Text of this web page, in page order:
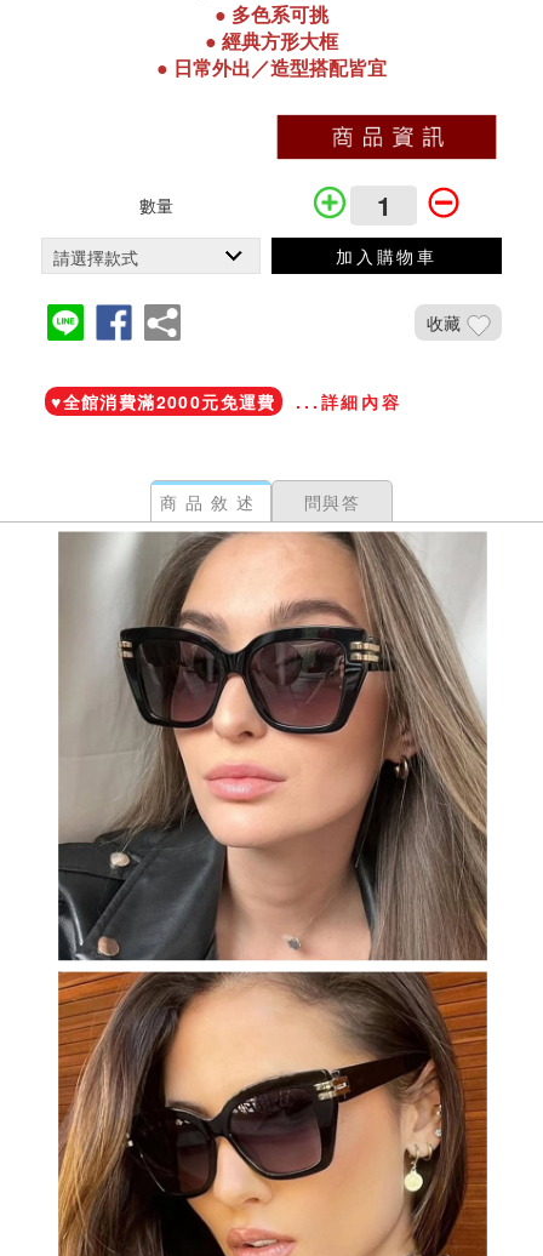
● 多色系可挑
● 經典方形大框
● 日常外出／造型搭配皆宜
數量
加入購物車
收藏
♥️全館消費滿2000元免運費 ...詳細內容
商品敘述 問與答